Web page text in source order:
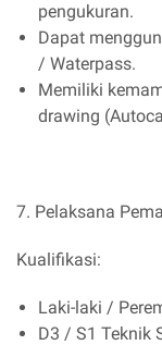
pengukuran.
Dapat
/ Waterpass.
Memiliki
drawing
7. Pelaksana
Kualifikasi:
Laki-laki /
D3 / S1 Teknik